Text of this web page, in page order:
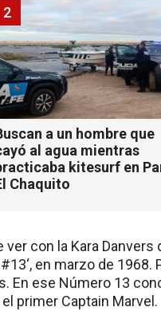
a un hombre que
al agua mientras
kitesurf en
Chaquito
2
ver con la Kara
en marzo de
En ese Número 13
primer Captain Marvel.